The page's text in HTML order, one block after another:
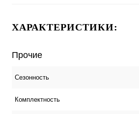
ХАРАКТЕРИСТИКИ:
Прочие
Сезонность
Комплектность